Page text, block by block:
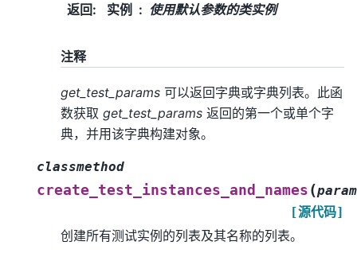
返回: 实例 使用默认参数的类实例
注释
get_test_params 可以返回字典或字典列表。此函
数获取 get_test_params 返回的第一个或单个字
典，并用该字典构建对象。
classmethod
create_test_instances_and_names (
[源代码]
创建所有测试实例的列表及其名称的列表。